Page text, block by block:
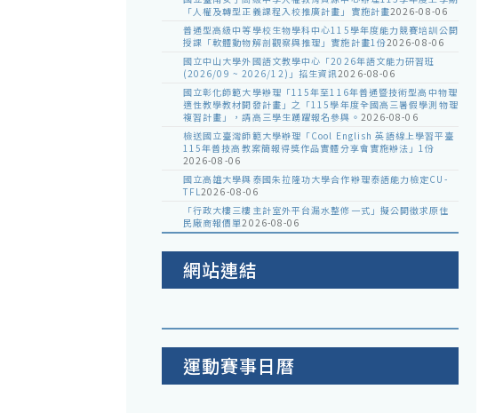
「人權及轉型正義課程入校推廣計畫」實施計畫2026-08-06
普通型高級中等學校生物學科中心115學年度能力競賽培訓公開
授課「軟體動物解剖觀察與推理」實施計畫1份2026-08-06
國立中山大學外國語文教學中心「2026年語文能力研習班
(2026/09 ~ 2026/12)」招生資訊2026-08-06
國立彰化師範大學辦理「115年至116年普通暨技術型高中物理
適性教學教材開發計畫」之「115學年度全國高三暑假學測物理
複習計畫」，請高三學生踴躍報名參與。 2026-08-06
檢送國立臺灣師範大學辦理「Cool English 英語線上學習平臺
115年普技高教案簡報得獎作品實體分享會實施辦法」1份
2026-08-06
國立高雄大學與泰國朱拉隆功大學合作辦理泰語能力檢定CU-
TFL2026-08-06
「行政大樓三樓主計室外平台漏水整修一式」擬公開徵求原住
民廠商報價單2026-08-06
網站連結
運動賽事日曆